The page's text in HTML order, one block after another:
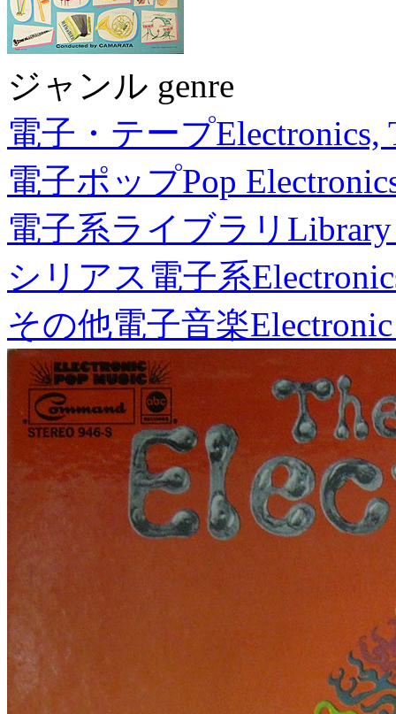
ジャンル genre
電子・テープElectronics,
電子ポップPop
電子系ライブラリ
シリアス電子系
その他電子音楽